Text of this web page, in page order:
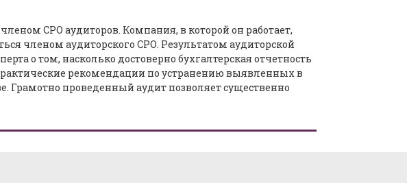
СРО аудиторов. Компания, в которой он работает,
членом аудиторского СРО. Результатом аудиторской
о том, насколько достоверно бухгалтерская отчетность
рекомендации по устранению выявленных в
Грамотно проведенный аудит позволяет существенно